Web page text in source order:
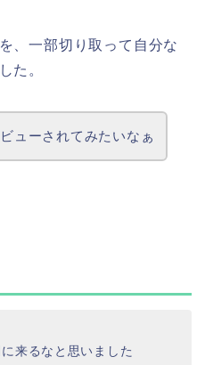
、一部切り取って自分な
た。
ューされてみたいなぁ
来るなと思いました